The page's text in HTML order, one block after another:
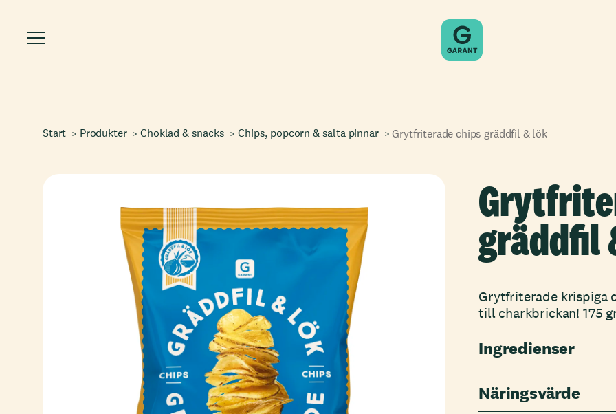
Start Produkter Choklad & snacks Chips, popcorn & salta pinnar Grytfriterade chips gräddfil & lök
gräddfil
Grytfriterade krispiga
till charkbrickan! 175
Ingredienser
Näringsvärde